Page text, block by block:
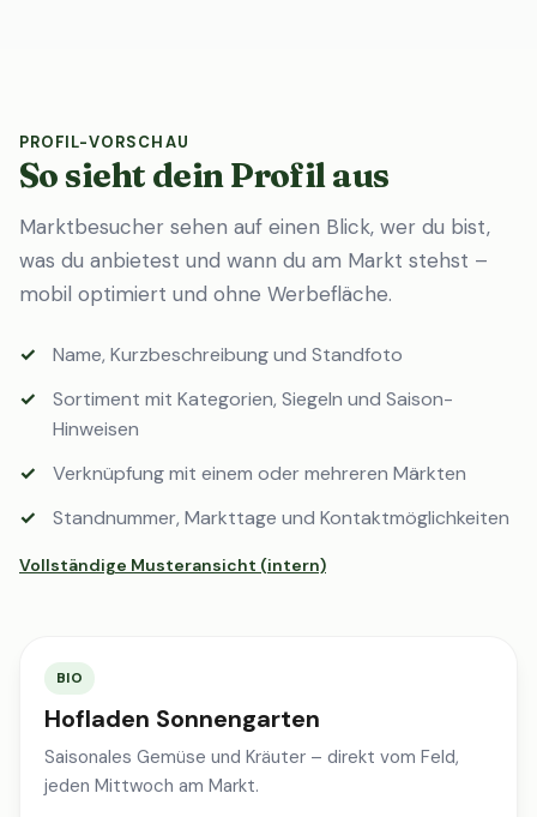
PROFIL-VORSCHAU
So sieht dein Profil aus
Marktbesucher sehen auf einen Blick, wer du bist,
was du anbietest und wann du am Markt stehst –
mobil optimiert und ohne Werbefläche.
Name, Kurzbeschreibung und Standfoto
Sortiment mit Kategorien, Siegeln und Saison-
Hinweisen
Verknüpfung mit einem oder mehreren Märkten
Standnummer, Markttage und Kontaktmöglichkeiten
Vollständige Musteransicht (intern)
BIO
Hofladen Sonnengarten
Saisonales Gemüse und Kräuter – direkt vom Feld,
jeden Mittwoch am Markt.